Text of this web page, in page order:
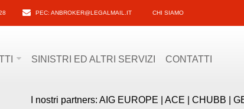
PEC: ANBROKER@LEGALMAIL.IT CHI SIAMO
SINISTRI ED ALTRI SERVIZI CONTATTI
I nostri partners: AIG EUROPE | ACE | CHUBB |